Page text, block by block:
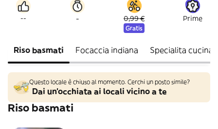
-- - 0,99 €
Gratis
Prime
Riso basmati Focaccia indiana Specialita
Questo locale è chiuso al momento. Cerchi un posto simile?
Dai un'occhiata ai locali vicino a te
Riso basmati